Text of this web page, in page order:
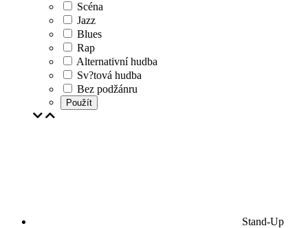
Scéna
Jazz
Blues
Rap
Alternativní hudba
Sv?tová hudba
Bez podžánru
Použít
Stand-Up